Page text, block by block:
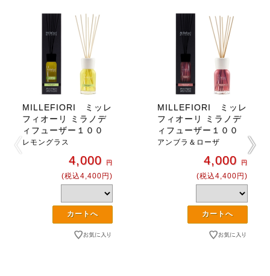
MILLEFIORI ミッレ
フィオーリ ミラノデ
ィフューザー１００
レモングラス
4,000 円
(税込4,400円)
MILLEFIORI ミッレ
フィオーリ ミラノデ
ィフューザー１００
アンブラ＆ローザ
4,000 円
(税込4,400円)